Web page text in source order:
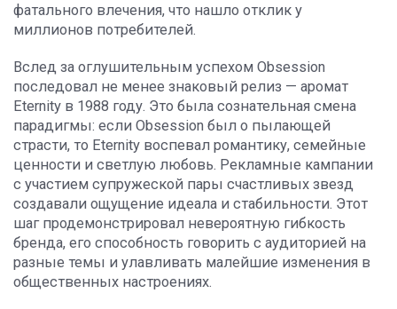
фатального влечения, что нашло отклик у
миллионов потребителей.
Вслед за оглушительным успехом Obsession
последовал не менее знаковый релиз — аромат
Eternity в 1988 году. Это была сознательная смена
парадигмы: если Obsession был о пылающей
страсти, то Eternity воспевал романтику, семейные
ценности и светлую любовь. Рекламные кампании
с участием супружеской пары счастливых звезд
создавали ощущение идеала и стабильности. Этот
шаг продемонстрировал невероятную гибкость
бренда, его способность говорить с аудиторией на
разные темы и улавливать малейшие изменения в
общественных настроениях.